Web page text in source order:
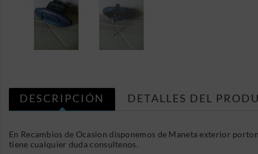
DESCRIPCIÓN DETALLES DEL
En Recambios de Ocasion disponemos de Maneta exterior
tiene cualquier duda consultenos.